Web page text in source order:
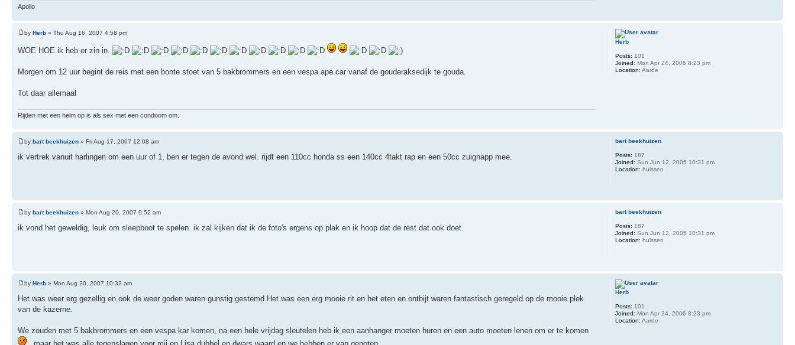
Apollo
by Herb » Thu Aug 16, 2007 4:58 pm
WOE HOE ik heb er zin in.
Morgen om 12 uur begint de reis met een bonte stoet van 5 bakbrommers en een vespa ape car vanaf de gouderaksedijk te gouda.
Tot daar allemaal
Rijden met een helm op is als sex met een condoom om.
Herb
Posts: 101
Joined: Mon Apr 24, 2006 8:23 pm
Location: Aarde
by bart beekhuizen » Fri Aug 17, 2007 12:08 am
ik vertrek vanuit harlingen om een uur of 1, ben er tegen de avond wel. rijdt een 110cc honda ss een 140cc 4takt rap en een 50cc zuignapp mee.
bart beekhuizen
Posts: 187
Joined: Sun Jun 12, 2005 10:31 pm
Location: huissen
by bart beekhuizen » Mon Aug 20, 2007 9:52 am
ik vond het geweldig, leuk om sleepboot te spelen. ik zal kijken dat ik de foto's ergens op plak en ik hoop dat de rest dat ook doet
bart beekhuizen
Posts: 187
Joined: Sun Jun 12, 2005 10:31 pm
Location: huissen
by Herb » Mon Aug 20, 2007 10:32 am
Het was weer erg gezellig en ook de weer goden waren gunstig gestemd Het was een erg mooie rit en het eten en ontbijt waren fantastisch geregeld op de mooie plek
van de kazerne.
We zouden met 5 bakbrommers en een vespa kar komen, na een hele vrijdag sleutelen heb ik een aanhanger moeten huren en een auto moeten lenen om er te komen
Herb
Posts: 101
Joined: Mon Apr 24, 2006 8:23 pm
Location: Aarde